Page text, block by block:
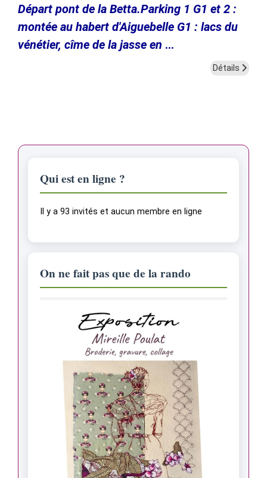
Départ pont de la Betta.Parking 1 G1 et 2 :
montée au habert d'Aiguebelle G1 : lacs du
vénétier, cîme de la jasse en ...
Détails
Qui est en ligne ?
Il y a 93 invités et aucun membre en ligne
On ne fait pas que de la rando